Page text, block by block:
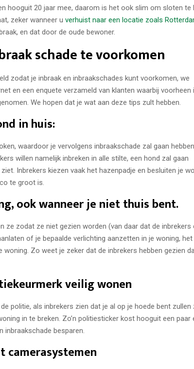
hooguit 20 jaar mee, daarom is het ook slim om sloten te
zeker wanneer u verhuist naar een locatie zoals
en dat door de oude bewoner.
schade te voorkomen
zodat je inbraak en inbraakschades kunt voorkomen, we
en een enquete verzameld van klanten waarbij voorheen
We hopen dat je wat aan deze tips zult hebben.
in huis:
waardoor je vervolgens inbraakschade zal gaan
willen namelijk inbreken in alle stilte, een hond zal gaan
Inbrekers kiezen vaak het hazenpadje en besluiten je
te groot is.
ook wanneer je niet thuis bent.
ze zodat ze niet gezien worden (van daar dat de inbrekers
of je bepaalde verlichting aanzetten in je woning, het
Zo weet je zeker dat de inbrekers hebben gezien
veilig wonen
politie, als inbrekers zien dat je al op je hoede bent zullen
in te breken. Zo’n politiesticker kost hooguit een paar
inbraakschade besparen.
camerasystemen